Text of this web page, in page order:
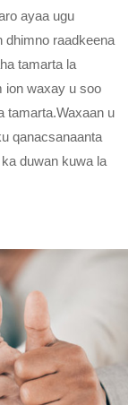
ayaa ugu
dhimno raadkeena
tamarta la
ion waxay u soo
tamarta.Waxaan u
qanacsanaanta
duwan kuwa la